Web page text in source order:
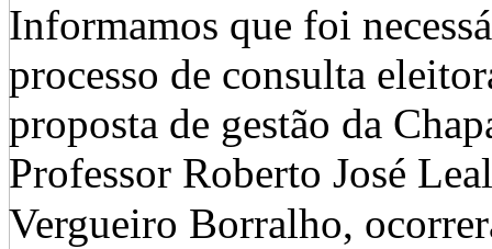
Informamos que foi
processo de consulta
proposta de gestão da
Professor Roberto José
Vergueiro Borralho,